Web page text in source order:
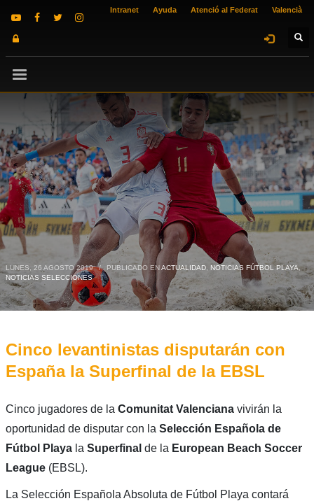
Intranet Ayuda Atenció al Federat Valencià
LUNES, 26 AGOSTO 2019 / PUBLICADO ENACTUALIDAD, NOTICIAS FÚTBOL PLAYA ,
NOTICIAS SELECCIONES
Cinco levantinistas disputarán con
España la Superfinal de la EBSL
Cinco jugadores de la Comunitat Valencianavivirán la
oportunidad de disputar con la Selección Española de
Fútbol Playala Superfinal de la European Beach Soccer
League(EBSL).
La Selección Española Absoluta de Fútbol Playa contará